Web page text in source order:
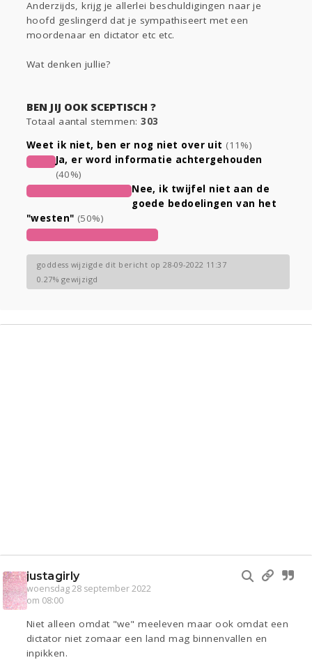
Anderzijds, krijg je allerlei beschuldigingen naar je
hoofd geslingerd dat je sympathiseert met een
moordenaar en dictator etc etc.
Wat denken jullie?
BEN JIJ OOK SCEPTISCH ?
Totaal aantal stemmen:303
Weet ik niet, ben er nog niet over uit (11%)
Ja, er word informatie achtergehouden
(40%)
Nee, ik twijfel niet aan de
goede bedoelingen van het
"westen" (50%)
goddess wijzigde dit bericht op 28-09-2022 11:37
0.27% gewijzigd
justagirly
woensdag 28 september 2022
om 08:00
Niet alleen omdat "we" meeleven maar ook omdat een
dictator niet zomaar een land mag binnenvallen en
inpikken.